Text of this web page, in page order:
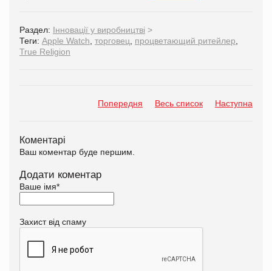
Раздел: Інновації у виробництві >
Теги: Apple Watch торговец процветающий ритейлер
True Religion
Попередня Весь список Наступна
Коментарі
Ваш коментар буде першим.
Додати коментар
Ваше імя*
Захист від спаму